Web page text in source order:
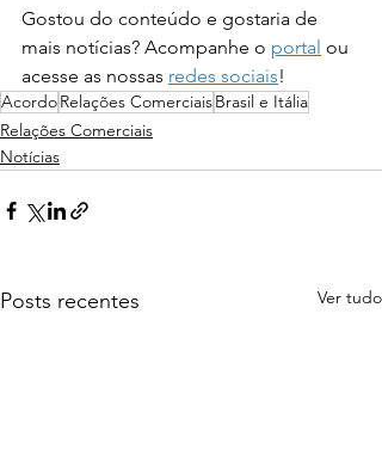
Gostou do conteúdo e gostaria de
mais notícias? Acompanhe o portal ou
acesse as nossas redes sociais!
AcordoRelações ComerciaisBrasil e Itália
Relações Comerciais
Notícias
Posts recentes Ver tudo